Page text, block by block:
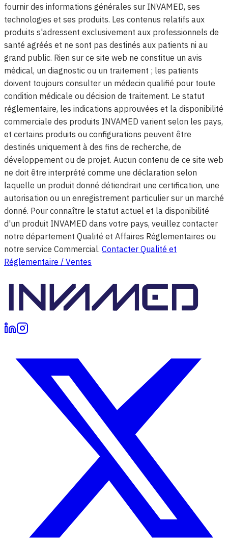
fournir des informations générales sur INVAMED, ses
technologies et ses produits. Les contenus relatifs aux
produits s'adressent exclusivement aux professionnels de
santé agréés et ne sont pas destinés aux patients ni au
grand public. Rien sur ce site web ne constitue un avis
médical, un diagnostic ou un traitement ; les patients
doivent toujours consulter un médecin qualifié pour toute
condition médicale ou décision de traitement. Le statut
réglementaire, les indications approuvées et la disponibilité
commerciale des produits INVAMED varient selon les pays,
et certains produits ou configurations peuvent être
destinés uniquement à des fins de recherche, de
développement ou de projet. Aucun contenu de ce site web
ne doit être interprété comme une déclaration selon
laquelle un produit donné détiendrait une certification, une
autorisation ou un enregistrement particulier sur un marché
donné. Pour connaître le statut actuel et la disponibilité
d'un produit INVAMED dans votre pays, veuillez contacter
notre département Qualité et Affaires Réglementaires ou
notre service Commercial. Contacter Qualité et
Réglementaire / Ventes